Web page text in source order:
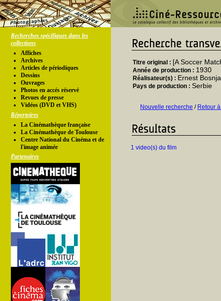
Recherches spécifiques dans les
collections
Affiches
Archives
Articles de périodiques
Dessins
Ouvrages
Photos en accés réservé
Revues de presse
Vidéos (DVD et VHS)
Répertoires
La Cinémathèque française
La Cinémathèque de Toulouse
Centre National du Cinéma et de
l'image animée
Partenaires
Titre original : [A Soccer
Année de production : 1930
Réalisateur(s) : Ernest
Pays de production : Serbie
Nouvelle recherche / Retour
1 video(s) du film